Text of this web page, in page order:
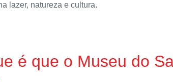
lazer, natureza e cultura.
é que o Museu do